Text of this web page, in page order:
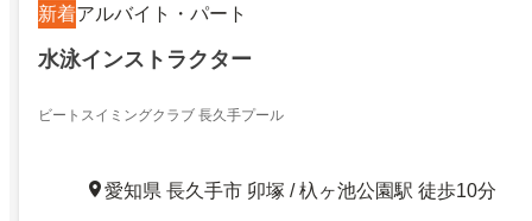
新着アルバイト・パート
水泳インストラクター
ビートスイミングクラブ 長久手プール
愛知県 長久手市 卯塚 / 杁ヶ池公園駅 徒歩10分